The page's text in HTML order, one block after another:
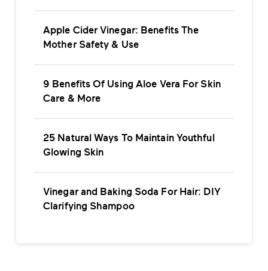
Apple Cider Vinegar: Benefits The
Mother Safety & Use
9 Benefits Of Using Aloe Vera For Skin
Care & More
25 Natural Ways To Maintain Youthful
Glowing Skin
Vinegar and Baking Soda For Hair: DIY
Clarifying Shampoo